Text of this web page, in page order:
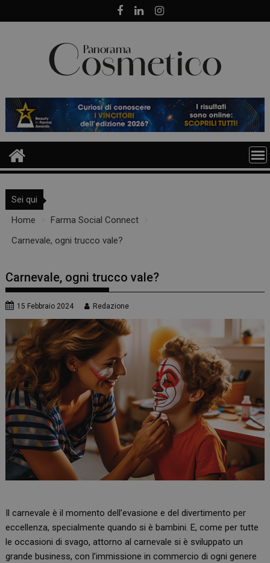
to
Sei qui
Home
Farma Social Connect
Carnevale, ogni trucco vale?
Carnevale, ogni trucco vale?
15 Febbraio 2024 Redazione
Il carnevale è il momento dell’evasione e del divertimento per
eccellenza, specialmente quando si è bambini. E, come per tutte
le occasioni di svago, attorno al carnevale si è sviluppato un
grande business, con l’immissione in commercio di ogni genere